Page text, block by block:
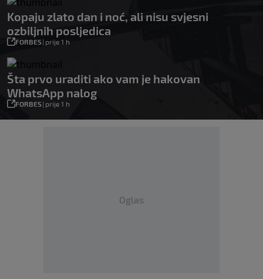
Kopaju zlato dan i noć, ali nisu svjesni
ozbiljnih posljedica
FORBES| prije 1 h
Šta prvo uraditi ako vam je hakovan
WhatsApp nalog
FORBES| prije 1 h
Oglas